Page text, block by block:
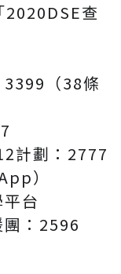
2020DSE查
（38條
計劃：2777
）
台
：2596